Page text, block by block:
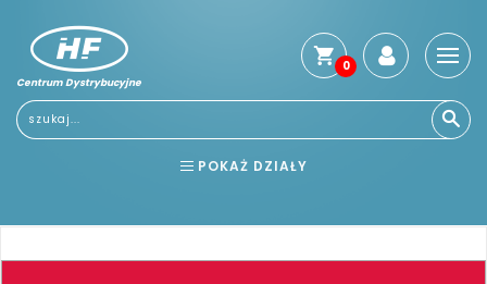
Centrum Dystrybucyjne
0
POKAŻ DZIAŁY
NARZĘDZIA SPAWALNICTWO